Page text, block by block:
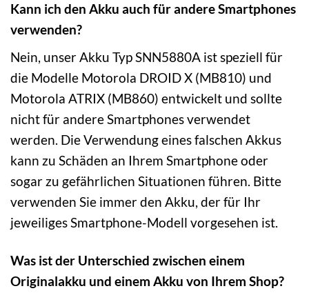
Kann ich den Akku auch für andere Smartphones
verwenden?
Nein, unser Akku Typ SNN5880A ist speziell für
die Modelle Motorola DROID X (MB810) und
Motorola ATRIX (MB860) entwickelt und sollte
nicht für andere Smartphones verwendet
werden. Die Verwendung eines falschen Akkus
kann zu Schäden an Ihrem Smartphone oder
sogar zu gefährlichen Situationen führen. Bitte
verwenden Sie immer den Akku, der für Ihr
jeweiliges Smartphone-Modell vorgesehen ist.
Was ist der Unterschied zwischen einem
Originalakku und einem Akku von Ihrem Shop?